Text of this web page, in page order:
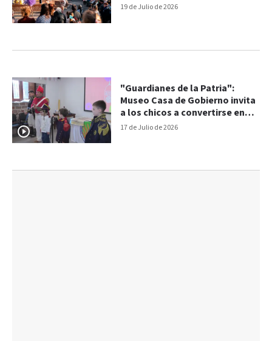
19 de Julio de 2026
17 de Julio de 2026
"Guardianes de la Patria":
Museo Casa de Gobierno invita
a los chicos a convertirse en
granaderos por un día